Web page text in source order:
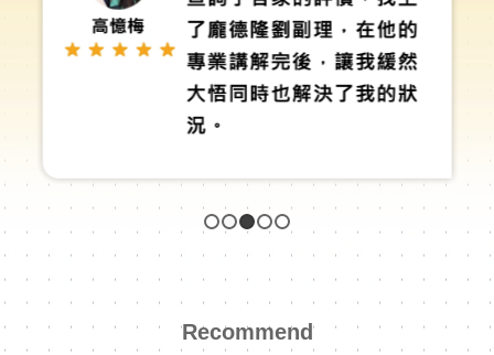
3 4 5
Recommend